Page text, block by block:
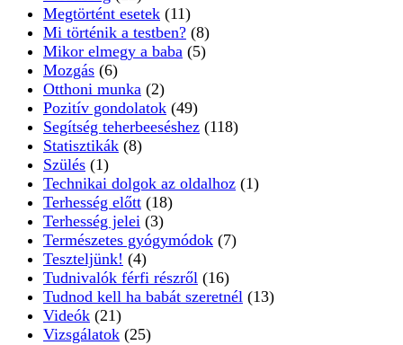
Megtörtént esetek (11)
Mi történik a testben? (8)
Mikor elmegy a baba (5)
Mozgás (6)
Otthoni munka (2)
Pozitív gondolatok (49)
Segítség teherbeeséshez (118)
Statisztikák (8)
Szülés (1)
Technikai dolgok az oldalhoz (1)
Terhesség előtt (18)
Terhesség jelei (3)
Természetes gyógymódok (7)
Teszteljünk! (4)
Tudnivalók férfi részről (16)
Tudnod kell ha babát szeretnél (13)
Videók (21)
Vizsgálatok (25)